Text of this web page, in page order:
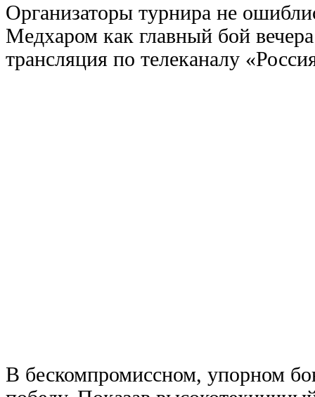
Организаторы турнира не
Медхаром как главный бой
трансляция по телеканалу
В бескомпромиссном, упорном